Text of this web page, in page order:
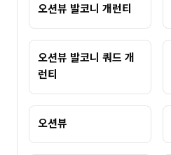
오션뷰 발코니 개런티
오션뷰 발코니 쿼드 개
런티
오션뷰